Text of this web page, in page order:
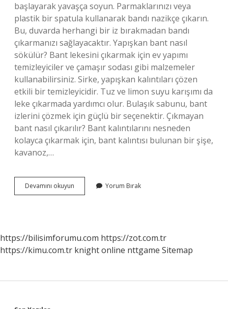
başlayarak yavaşça soyun. Parmaklarınızı veya
plastik bir spatula kullanarak bandı nazikçe çıkarın.
Bu, duvarda herhangi bir iz bırakmadan bandı
çıkarmanızı sağlayacaktır. Yapışkan bant nasıl
sökülür? Bant lekesini çıkarmak için ev yapımı
temizleyiciler ve çamaşır sodası gibi malzemeler
kullanabilirsiniz. Sirke, yapışkan kalıntıları çözen
etkili bir temizleyicidir. Tuz ve limon suyu karışımı da
leke çıkarmada yardımcı olur. Bulaşık sabunu, bant
izlerini çözmek için güçlü bir seçenektir. Çıkmayan
bant nasıl çıkarılır? Bant kalıntılarını nesneden
kolayca çıkarmak için, bant kalıntısı bulunan bir şişe,
kavanoz,…
Devamını okuyun
Bant
Yorum Bırak
https://bilisimforumu.com https://zot.com.tr
https://kimu.com.tr knight online nttgame Sitemap